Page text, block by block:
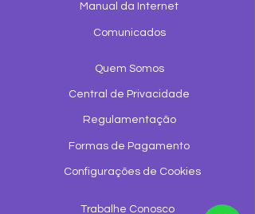
Manual da Internet
Comunicados
Quem Somos
Central de Privacidade
Regulamentação
Formas de Pagamento
Configurações de Cookies
Trabalhe Conosco